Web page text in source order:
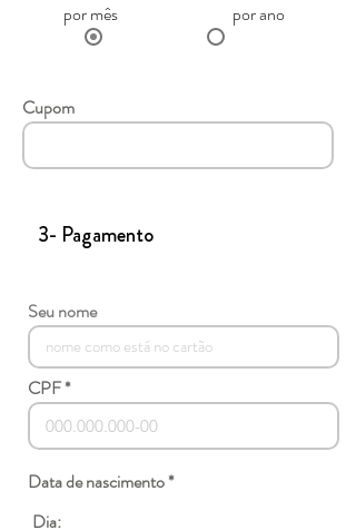
por mês
por ano
Cupom
3- Pagamento
Seu nome
CPF
Data de nascimento *
Dia: